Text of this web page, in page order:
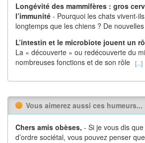
Longévité des mammifères : gros
l’immunité - Pourquoi les chats vivent-
longtemps que les chiens ? De nouvelles
L’intestin et le microbiote jouent un
La « découverte » ou redécouverte du
nombreuses fonctions et de son rôle [...]
Vous aimerez aussi ces humeurs...
Chers amis obèses, - Si je vous dis
d’ordre sociétal, vous pouvez penser